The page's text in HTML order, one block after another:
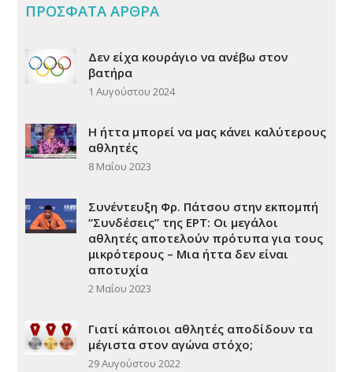
ΠΡΟΣΦΑΤΑ ΑΡΘΡΑ
Δεν είχα κουράγιο να ανέβω στον
βατήρα
1 Αυγούστου 2024
Η ήττα μπορεί να μας κάνει καλύτερους
αθλητές
8 Μαΐου 2023
Συνέντευξη Φρ. Πάτσου στην εκπομπή
“Συνδέσεις” της ΕΡΤ: Οι μεγάλοι
αθλητές αποτελούν πρότυπα για τους
μικρότερους – Μια ήττα δεν είναι
αποτυχία
2 Μαΐου 2023
Γιατί κάποιοι αθλητές αποδίδουν τα
μέγιστα στον αγώνα στόχο;
29 Αυγούστου 2022